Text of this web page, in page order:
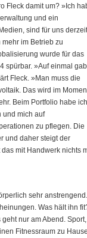
Fleck damit um? »Ich
und ein
sind für uns derzeit
im Betrieb zu
wurde für das
spürbar. »Auf einmal
Fleck. »Man muss die
Das wird im
Beim Portfolio habe ich
und mich auf
zu pflegen. Die
und daher steigt der
mit Handwerk nichts
sehr anstrengend.
Was hält ihn
nur am Abend.
Fitnessraum zu